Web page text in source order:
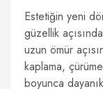
Estetiğin yeni
güzellik
uzun ömür
kaplama,
boyunca